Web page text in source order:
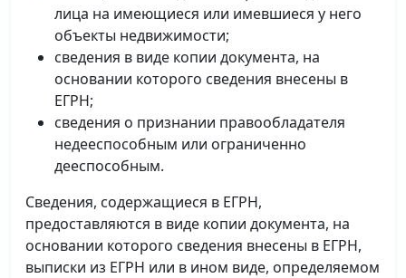
лица на имеющиеся или имевшиеся у него
объекты недвижимости;
сведения в виде копии документа, на
основании которого сведения внесены в
ЕГРН;
сведения о признании правообладателя
недееспособным или ограниченно
дееспособным.
Сведения, содержащиеся в ЕГРН,
предоставляются в виде копии документа, на
основании которого сведения внесены в ЕГРН,
выписки из ЕГРН или в ином виде, определяемом